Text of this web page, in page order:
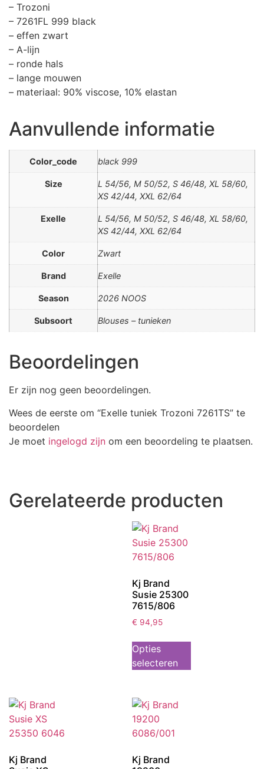
– Trozoni
– 7261FL 999 black
– effen zwart
– A-lijn
– ronde hals
– lange mouwen
– materiaal: 90% viscose, 10% elastan
Aanvullende informatie
Color_code black 999
Size
L 54/56, M 50/52, S 46/48, XL 58/60,
XS 42/44, XXL 62/64
Exelle
L 54/56, M 50/52, S 46/48, XL 58/60,
XS 42/44, XXL 62/64
Color Zwart
Brand Exelle
Season 2026 NOOS
Subsoort Blouses – tunieken
Beoordelingen
Er zijn nog geen beoordelingen.
Wees de eerste om “Exelle tuniek Trozoni 7261TS” te
beoordelen
Je moet ingelogd zijn om een beoordeling te plaatsen.
Gerelateerde producten
Kj Brand
Susie 25300
7615/806
€ 94,95
Opties
selecteren
Kj Brand
Kj Brand